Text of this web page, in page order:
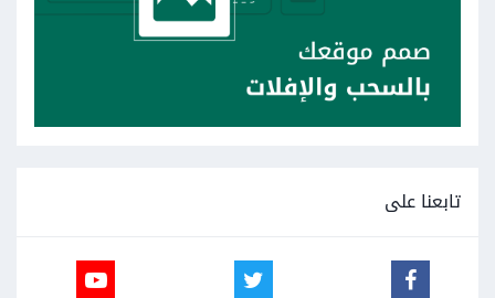
تابعنا على